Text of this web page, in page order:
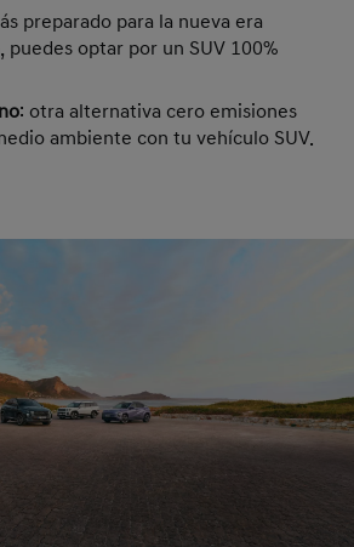
preparado para la nueva era
optar por un SUV 100%
: otra alternativa cero emisiones
ambiente con tu vehículo SUV.